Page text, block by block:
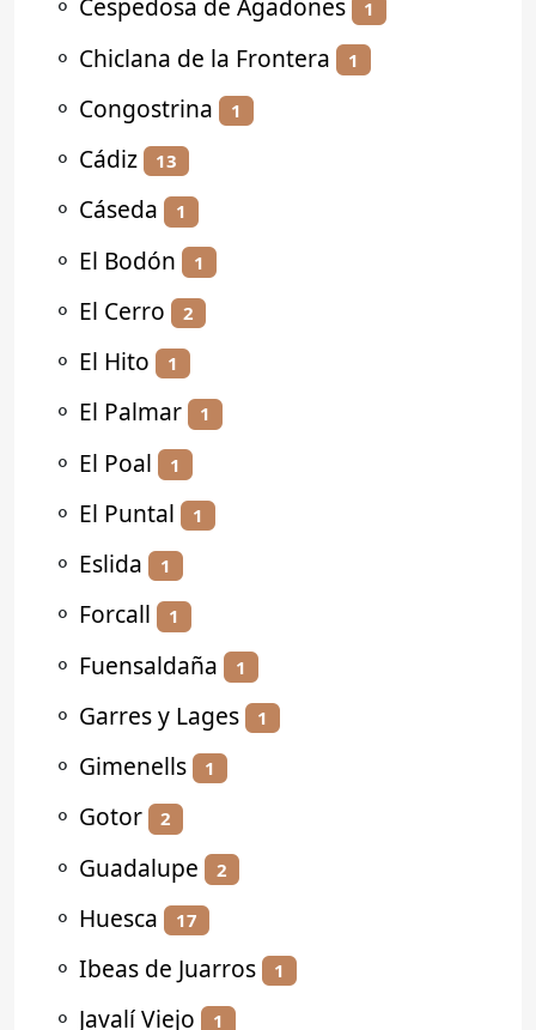
⚬ Cespedosa de Agadones 1
⚬ Chiclana de la Frontera 1
⚬ Congostrina 1
⚬ Cádiz 13
⚬ Cáseda 1
⚬ El Bodón 1
⚬ El Cerro 2
⚬ El Hito 1
⚬ El Palmar 1
⚬ El Poal 1
⚬ El Puntal 1
⚬ Eslida 1
⚬ Forcall 1
⚬ Fuensaldaña 1
⚬ Garres y Lages 1
⚬ Gimenells 1
⚬ Gotor 2
⚬ Guadalupe 2
⚬ Huesca 17
⚬ Ibeas de Juarros 1
⚬ Javalí Viejo 1